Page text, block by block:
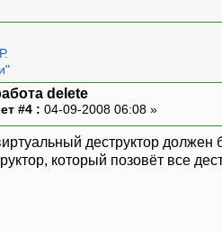
delete
#4 : 04-09-2008 06:08 »
деструктор
который позовёт все